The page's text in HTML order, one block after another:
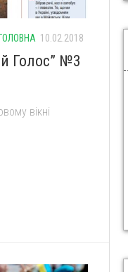
ГОЛОВНА 10.02.2018
Голос” №3
вікні